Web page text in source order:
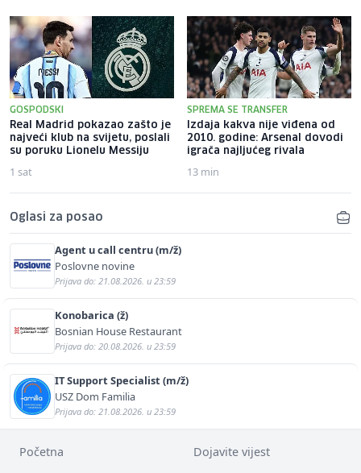
GOSPODSKI
Real Madrid pokazao zašto je
najveći klub na svijetu, poslali
su poruku Lionelu Messiju
1 sat
SPREMA SE TRANSFER
Izdaja kakva nije viđena od
2010. godine: Arsenal dovodi
igrača najljućeg rivala
13 min
Oglasi za posao
Agent u call centru (m/ž)
Poslovne novine
Prijava do: 21.08.2026. u 23:59
Konobarica (ž)
Bosnian House Restaurant
Prijava do: 20.08.2026. u 23:59
IT Support Specialist (m/ž)
USZ Dom Familia
Prijava do: 21.08.2026. u 23:59
Početna Dojavite vijest